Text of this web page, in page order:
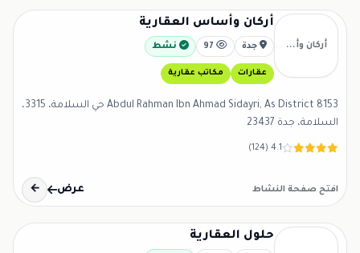
أركان وأ...
أركان وأساس العقارية
جدة نشط
عقارات مكاتب عقارية
8153 Abdul Rahman Ibn Ahmad Sidayri, As District حي السلامة، 3315،
السلامة، جدة 23437
4.1 (124)
افتح صفحة النشاط عرض ←
حلول العقارية